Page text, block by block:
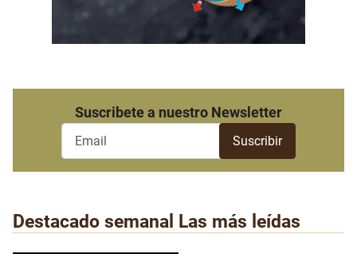
Suscribete a nuestro Newsletter
Destacado semanal Las más leídas